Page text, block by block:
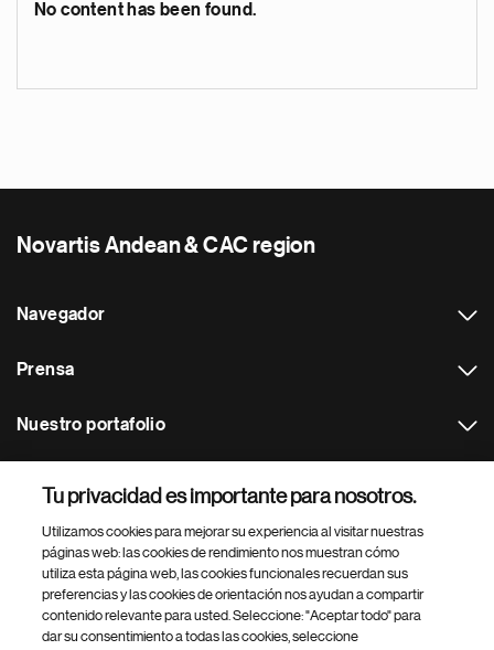
No content has been found.
Novartis Andean & CAC region
Navegador
Prensa
Nuestro portafolio
Footer Site Search
Tu privacidad es importante para nosotros.
Utilizamos cookies para mejorar su experiencia al visitar nuestras
páginas web: las cookies de rendimiento nos muestran cómo
utiliza esta página web, las cookies funcionales recuerdan sus
preferencias y las cookies de orientación nos ayudan a compartir
contenido relevante para usted. Seleccione: "Aceptar todo" para
dar su consentimiento a todas las cookies, seleccione